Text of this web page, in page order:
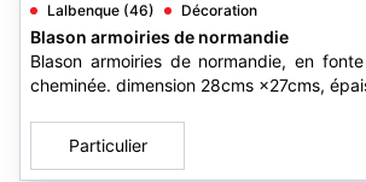
Lalbenque (46) Décoration
Blason armoiries de normandie
Blason armoiries de normandie, en
cheminée. dimension 28cms ×27cms,
Particulier